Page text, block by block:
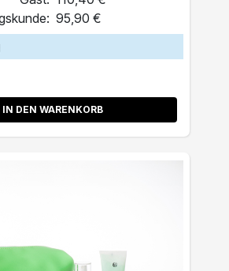
95,90 €
IN DEN WARENKORB